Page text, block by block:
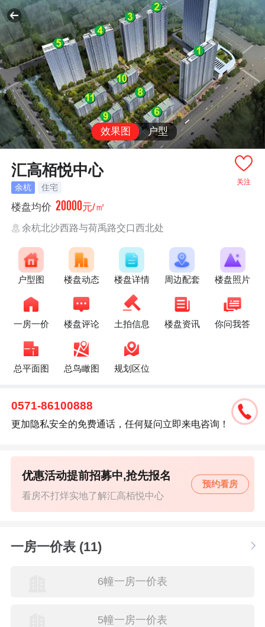
效果图 户型
关注
汇高栢悦中心
余杭 住宅
楼盘均价 20000元/㎡
余杭北沙西路与荷禹路交口西北处
户型图 楼盘动态 楼盘详情 周边配套 楼盘照片
一房一价 楼盘评论 土拍信息 楼盘资讯 你问我答
总平面图 总鸟瞰图 规划区位
0571-86100888
更加隐私安全的免费通话，任何疑问立即来电咨询！
看房不打烊实地了解汇高栢悦中心
优惠活动提前招募中,抢先报名
预约看房
一房一价表 (11)
6幢一房一价表
5幢一房一价表